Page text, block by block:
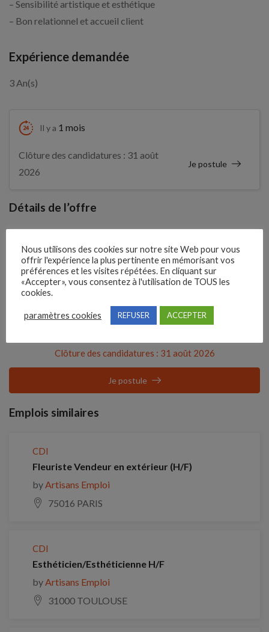
– Sensibilité artistique et esthétique
– Bon relationnel et accueil client
Expérience demandée
3 An(s)
Il y a 1 mois
Clôture des candidatures : 31 août
2026
Je postule
Détails de l’offre
Entreprise qui propose l'emploi
MAI EN SEPTEMBRE
Référence
210QPXK
Clôture des candidatures : 31 août 2026
Je postule
Emplois similaires
CDI
Fleuriste Vendeur en extérieur (H/F)
byArtisans Emploi
75016 PARIS
CDI
Esthéticien/Esthéticienne H/F
byArtisans Emploi
31000 TOULOUSE
Nous utilisons des cookies sur notre site Web pour vous
offrir l'expérience la plus pertinente en mémorisant vos
préférences et les visites répétées. En cliquant sur
«Accepter», vous consentez à l'utilisation de TOUS les
cookies.
paramètres cookies REFUSER ACCEPTER